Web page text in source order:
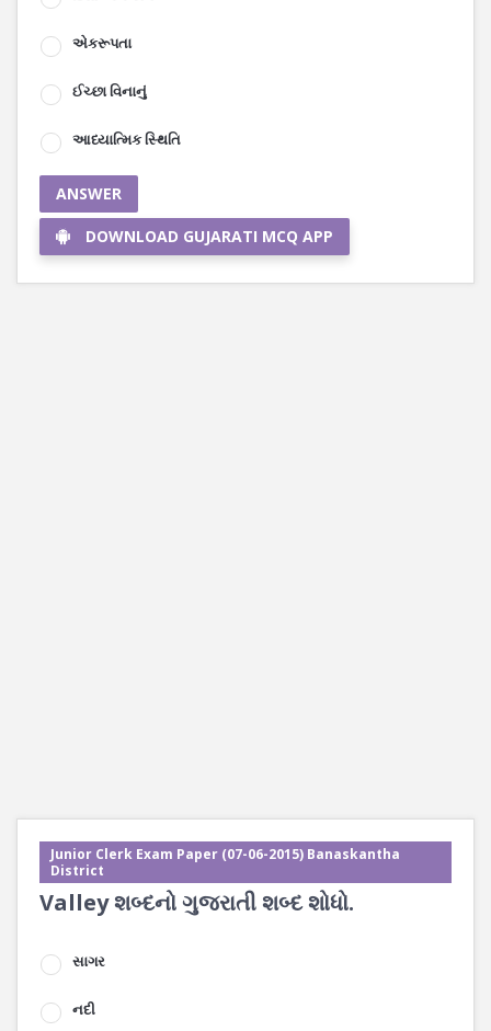
એકરૂપતા
ઈચ્છા વિનાનું
આધ્યાત્મિક સ્થિતિ
ANSWER
DOWNLOAD GUJARATI MCQ APP
Junior Clerk Exam Paper (07-06-2015) Banaskantha
District
Valley શબ્દનો ગુજરાતી શબ્દ શોધો.
સાગર
નદી